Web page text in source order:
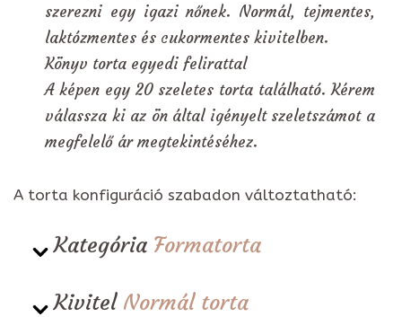
szerezni egy igazi nőnek. Normál, tejmentes,
laktózmentes és cukormentes kivitelben.
Könyv torta egyedi felirattal
A képen egy 20 szeletes torta található. Kérem
válassza ki az ön által igényelt szeletszámot a
megfelelő ár megtekintéséhez.
A torta konfiguráció szabadon változtatható:
Kategória Formatorta
Kivitel Normál torta